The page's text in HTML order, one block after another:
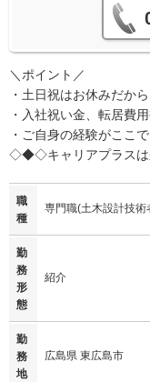
＼ポイント／
・土日祝はお休みだか
・入社祝い金、転居費
・ご自身の経験がここ
◇◆◇キャリアプラスは
職
種
専門職(土木設計技
勤
務
形
態
紹介
勤
務
地
広島県 東広島市